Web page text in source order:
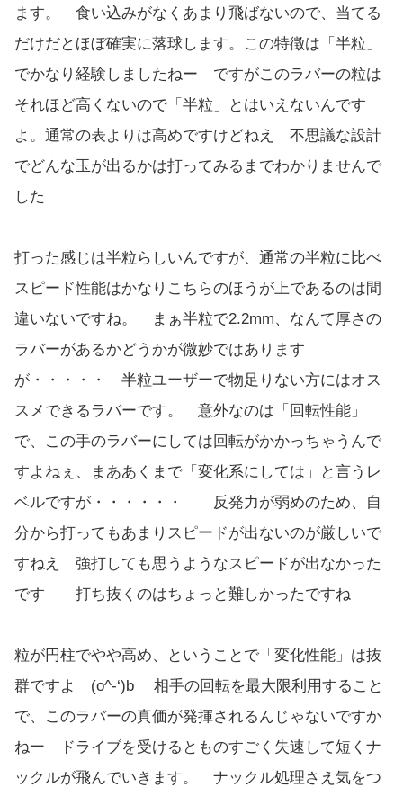
ます。 食い込みがなくあまり飛ばないので、当てる
だけだとほぼ確実に落球します。この特徴は「半粒」
でかなり経験しましたねー ですがこのラバーの粒は
それほど高くないので「半粒」とはいえないんです
よ。通常の表よりは高めですけどねえ 不思議な設計
でどんな玉が出るかは打ってみるまでわかりませんで
した
打った感じは半粒らしいんですが、通常の半粒に比べ
スピード性能はかなりこちらのほうが上であるのは間
違いないですね。 まぁ半粒で2.2mm、なんて厚さの
ラバーがあるかどうかが微妙ではあります
が・・・・・ 半粒ユーザーで物足りない方にはオス
スメできるラバーです。 意外なのは「回転性能」
で、この手のラバーにしては回転がかかっちゃうんで
すよねぇ、まああくまで「変化系にしては」と言うレ
ベルですが・・・・・・ 反発力が弱めのため、自
分から打ってもあまりスピードが出ないのが厳しいで
すねえ 強打しても思うようなスピードが出なかった
です 打ち抜くのはちょっと難しかったですね
粒が円柱でやや高め、ということで「変化性能」は抜
群ですよ (o^-‘)b 相手の回転を最大限利用すること
で、このラバーの真価が発揮されるんじゃないですか
ねー ドライブを受けるとものすごく失速して短くナ
ックルが飛んでいきます。 ナックル処理さえ気をつ